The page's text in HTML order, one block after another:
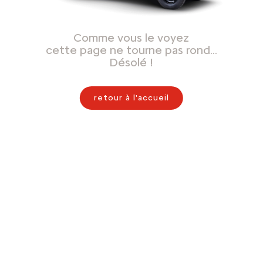
Comme vous le voyez
cette page ne tourne pas rond…
Désolé !
retour à l'accueil